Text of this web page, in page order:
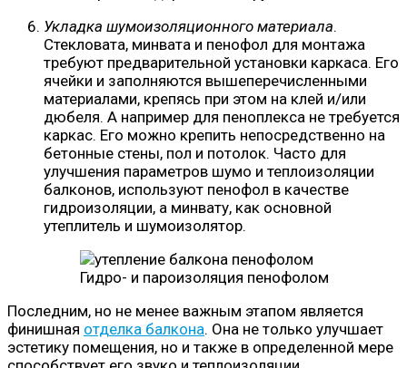
Укладка шумоизоляционного материала.
Стекловата, минвата и пенофол для монтажа
требуют предварительной установки каркаса. Его
ячейки и заполняются вышеперечисленными
материалами, крепясь при этом на клей и/или
дюбеля. А например для пеноплекса не требуется
каркас. Его можно крепить непосредственно на
бетонные стены, пол и потолок. Часто для
улучшения параметров шумо и теплоизоляции
балконов, используют пенофол в качестве
гидроизоляции, а минвату, как основной
утеплитель и шумоизолятор.
Гидро- и пароизоляция пенофолом
Последним, но не менее важным этапом является
финишная отделка балкона. Она не только улучшает
эстетику помещения, но и также в определенной мере